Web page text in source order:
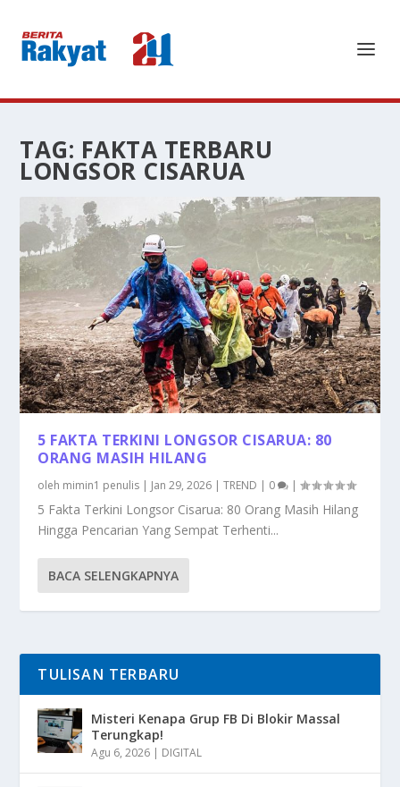
TAG: FAKTA TERBARU
LONGSOR CISARUA
5 FAKTA TERKINI LONGSOR CISARUA: 80
ORANG MASIH HILANG
oleh mimin1 penulis | Jan 29, 2026 |TREND | 0 |
5 Fakta Terkini Longsor Cisarua: 80 Orang Masih Hilang
Hingga Pencarian Yang Sempat Terhenti...
BACA SELENGKAPNYA
TULISAN TERBARU
Misteri Kenapa Grup FB Di Blokir Massal
Terungkap!
Agu 6, 2026 | DIGITAL